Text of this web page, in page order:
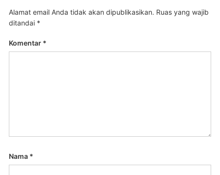
Alamat email Anda tidak akan dipublikasikan. Ruas yang wajib
ditandai *
Komentar *
Nama *